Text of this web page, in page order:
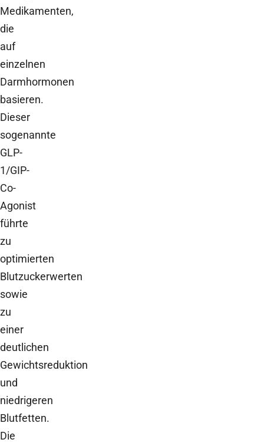
Medikamenten,
die
auf
einzelnen
Darmhormonen
basieren.
Dieser
sogenannte
GLP-
1/GIP-
Co-
Agonist
führte
zu
optimierten
Blutzuckerwerten
sowie
zu
einer
deutlichen
Gewichtsreduktion
und
niedrigeren
Blutfetten.
Die